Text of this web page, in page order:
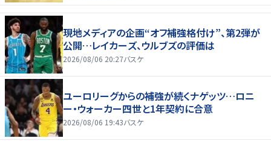
現地メディアの企画“オフ補強格付け”、第2弾が
公開…レイカーズ、ウルブズの評価は
2026/08/06 20:27バスケ
ユーロリーグからの補強が続くナゲッツ…ロニ
ー・ウォーカー四世と1年契約に合意
2026/08/06 19:43バスケ